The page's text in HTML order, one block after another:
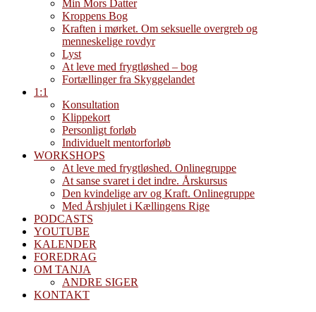
Min Mors Datter
Kroppens Bog
Kraften i mørket. Om seksuelle overgreb og
menneskelige rovdyr
Lyst
At leve med frygtløshed – bog
Fortællinger fra Skyggelandet
1:1
Konsultation
Klippekort
Personligt forløb
Individuelt mentorforløb
WORKSHOPS
At leve med frygtløshed. Onlinegruppe
At sanse svaret i det indre. Årskursus
Den kvindelige arv og Kraft. Onlinegruppe
Med Årshjulet i Kællingens Rige
PODCASTS
YOUTUBE
KALENDER
FOREDRAG
OM TANJA
ANDRE SIGER
KONTAKT